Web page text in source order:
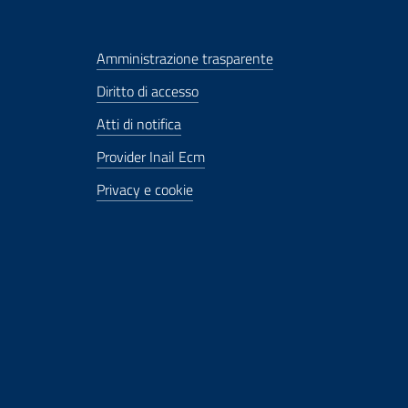
Amministrazione trasparente
Diritto di accesso
Atti di notifica
Provider Inail Ecm
Privacy e cookie